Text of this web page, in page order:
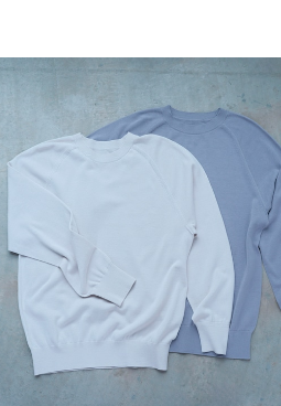
ここちの良い長袖プルオーバー（ユ
クスサイズ）
¥19,800